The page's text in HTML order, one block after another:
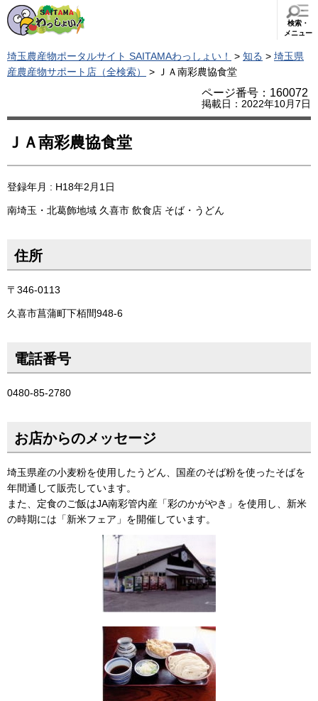
検索・
メニュー
埼玉農産物ポータルサイト SAITAMAわっしょい！ > 知る > 埼玉県
産農産物サポート店（全検索）
> ＪＡ南彩農協食堂
ページ番号：160072
掲載日：2022年10月7日
ＪＡ南彩農協食堂
登録年月 : H18年2月1日
南埼玉・北葛飾地域 久喜市 飲食店 そば・うどん
住所
〒346-0113
久喜市菖蒲町下栢間948-6
電話番号
0480-85-2780
お店からのメッセージ
埼玉県産の小麦粉を使用したうどん、国産のそば粉を使ったそばを
年間通して販売しています。
また、定食のご飯はJA南彩管内産「彩のかがやき」を使用し、新米
の時期には「新米フェア」を開催しています。